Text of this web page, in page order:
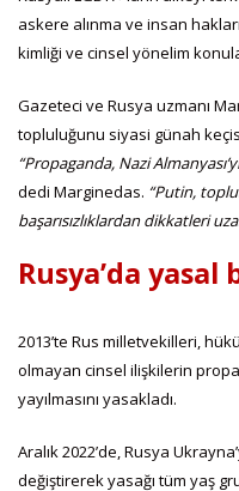
askere alınma ve insan
kimliği ve cinsel yönelim
Gazeteci ve Rusya uzmanı
topluluğunu siyasi günah
“Propaganda, Nazi
dedi Marginedas. “Putin,
başarısızlıklardan dikkatleri
Rusya’da yasal
2013’te Rus milletvekilleri,
olmayan cinsel ilişkilerin
yayılmasını yasakladı.
Aralık 2022’de, Rusya
değiştirerek yasağı tüm yaş